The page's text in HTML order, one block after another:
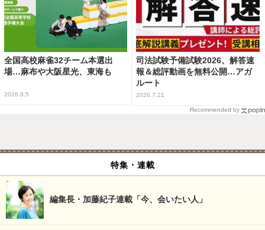
全国高校麻雀32チーム本選出
場…麻布や大阪星光、東海も
2026.8.5
司法試験予備試験2026、解答速
報＆総評動画を無料公開…アガ
ルート
2026.7.21
Recommended by
特集・連載
編集長・加藤紀子連載「今、会いたい人」